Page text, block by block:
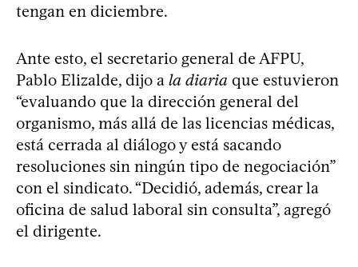
tengan en diciembre.
Ante esto, el secretario general de AFPU,
Pablo Elizalde, dijo a la diaria que estuvieron
“evaluando que la dirección general del
organismo, más allá de las licencias médicas,
está cerrada al diálogo y está sacando
resoluciones sin ningún tipo de negociación”
con el sindicato. “Decidió, además, crear la
oficina de salud laboral sin consulta”, agregó
el dirigente.